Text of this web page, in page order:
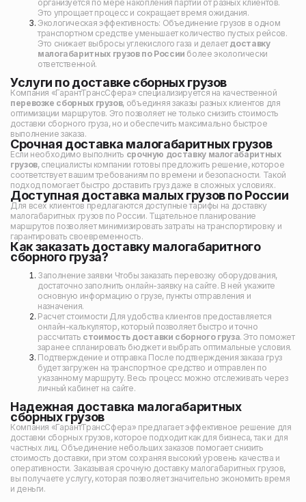
организуется по мере накопления партий от разных клиентов.
Это упрощает процесс и сокращает время ожидания.
Экологическая эффективность: Объединение грузов в одном
транспортном средстве уменьшает количество пустых рейсов.
Это снижает выбросы углекислого газа и делает доставку
малогабаритных грузов по России более экологически
ответственной.
Услуги по доставке сборных грузов
Компания «ГарантТрансСфера» специализируется на качественной
перевозке сборных грузов, объединяя заказы разных клиентов для
оптимизации маршрутов. Это позволяет не только снизить стоимость
доставки сборного груза, но и обеспечить максимально быстрое
выполнение заказа.
Срочная доставка малогабаритных грузов
Если необходимо выполнить срочную доставку малогабаритных
грузов, специалисты компании готовы предложить решение, которое
соответствует вашим требованиям по времени и безопасности. Такой
подход помогает быстро доставить груз даже в сложных условиях.
Доступная доставка малых грузов по России
Для всех клиентов предлагаются доступные тарифы на доставку
малогабаритных грузов по России. Тщательное планирование
маршрутов позволяет минимизировать затраты на транспортировку и
гарантировать своевременность.
Как заказать доставку малогабаритного
сборного груза?
Заполнение заявки Чтобы заказать перевозку оборудования,
достаточно заполнить онлайн-заявку на сайте. В ней укажите
основную информацию о грузе, пункты отправления и
назначения.
Расчет стоимости Для удобства клиентов предоставляется
онлайн-калькулятор, который позволяет быстро и точно
рассчитать стоимость доставки сборного груза. Это поможет
заранее спланировать бюджет и выбрать оптимальные условия.
Подтверждение и отправка После подтверждения заказа груз
будет загружен на транспортное средство и отправлен по
указанному маршруту. Весь процесс можно отслеживать через
личный кабинет на сайте.
Надежная доставка малогабаритных
сборных грузов
Компания «ГарантТрансСфера» предлагает эффективное решение для
доставки сборных грузов, которое подходит как для бизнеса, так и для
частных лиц. Объединение небольших заказов помогает снизить
стоимость доставки, при этом сохраняя высокий уровень качества и
оперативности. Заказывая срочную доставку малогабаритных грузов,
вы получаете услугу, которая позволяет значительно экономить время
и деньги.